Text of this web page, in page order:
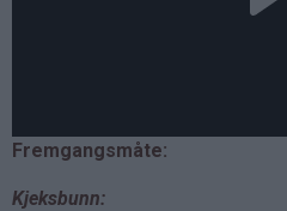
Fremgangsmåte:
Kjeksbunn: